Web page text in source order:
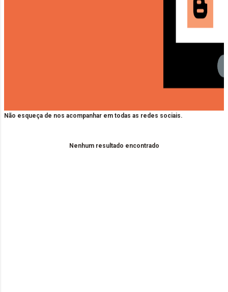
Não esqueça de nos acompanhar em todas as redes sociais.
Nenhum resultado encontrado